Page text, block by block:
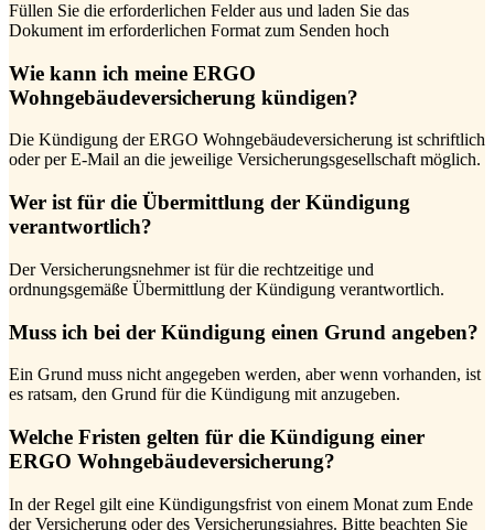
Füllen Sie die erforderlichen Felder aus und laden Sie das
Dokument im erforderlichen Format zum Senden hoch
Wie kann ich meine ERGO
Wohngebäudeversicherung kündigen?
Die Kündigung der ERGO Wohngebäudeversicherung ist schriftlich
oder per E-Mail an die jeweilige Versicherungsgesellschaft möglich.
Wer ist für die Übermittlung der Kündigung
verantwortlich?
Der Versicherungsnehmer ist für die rechtzeitige und
ordnungsgemäße Übermittlung der Kündigung verantwortlich.
Muss ich bei der Kündigung einen Grund angeben?
Ein Grund muss nicht angegeben werden, aber wenn vorhanden, ist
es ratsam, den Grund für die Kündigung mit anzugeben.
Welche Fristen gelten für die Kündigung einer
ERGO Wohngebäudeversicherung?
In der Regel gilt eine Kündigungsfrist von einem Monat zum Ende
der Versicherung oder des Versicherungsjahres. Bitte beachten Sie